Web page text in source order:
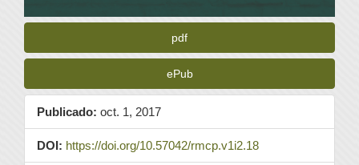
pdf
ePub
Publicado: oct. 1, 2017
DOI: https://doi.org/10.57042/rmcp.v1i2.18